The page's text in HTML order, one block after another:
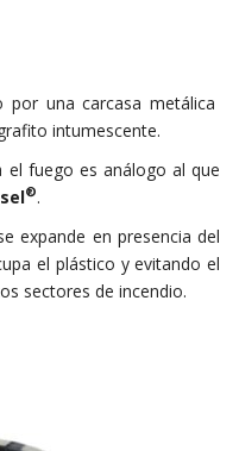
por una carcasa metálica
intumescente.
el fuego es análogo al que
®.
expande en presencia del
el plástico y evitando el
sectores de incendio.